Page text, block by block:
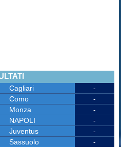
Cagliari
-
Como
-
Monza
-
NAPOLI
-
Juventus
-
Sassuolo
-